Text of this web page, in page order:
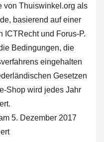
von Thuiswinkel.org als
basierend auf einer
ICTRecht und Forus-P.
Bedingungen, die
eingehalten
Gesetzen
Shop wird jedes Jahr
5. Dezember 2017